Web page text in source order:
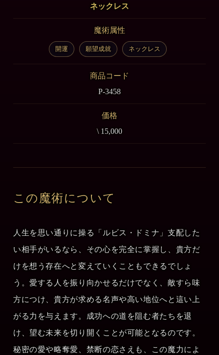
ネックレス
魔術属性
開運 願望成就 ネックレス
商品コード
P-3458
価格
\ 15,000
この魔術について
人生を思い通りに操る「ルビス・ドミナ」支配した
い相手がいるなら、その心を完全に掌握し、貴方だ
けを想う存在へと変えていくこともできるでしょ
う。愛する人を振り向かせるだけでなく、敵すら味
方につけ、貴方が求める名声や高い地位へと這い上
がる力を与えます。成功への道を阻む者たちを退
け、望む未来を切り開くことが可能となるのです。
秘密の愛や略奪愛、禁断の恋さえも、この魔力によ